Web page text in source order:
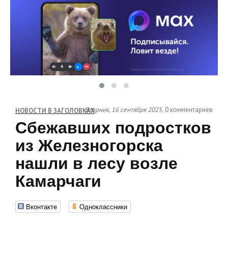
НОВОСТИ В ЗАГОЛОВКАХВторник, 16 сентября 2025, 0 комментариев
Сбежавших подростков
из Железногорска
нашли в лесу возле
Камарчаги
Вконтакте Одноклассники